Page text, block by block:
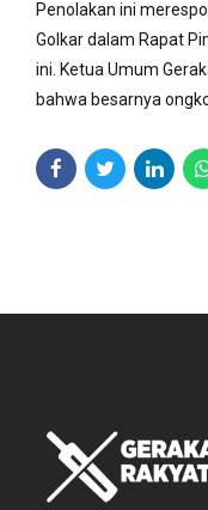
Penolakan ini
Golkar dalam Rapat
ini. Ketua Umum
bahwa besarnya